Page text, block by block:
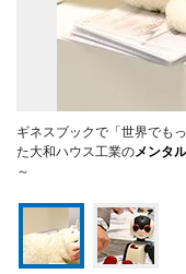
ギネスブックで「世界でも
た大和ハウス工業のメンタ
～